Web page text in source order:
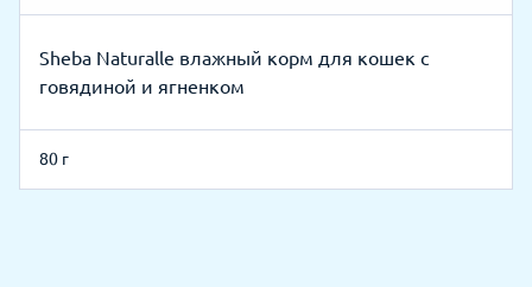
Sheba Naturalle влажный корм для кошек с
говядиной и ягненком
80 г